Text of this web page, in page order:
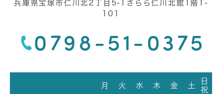
兵庫県宝塚市仁川北2丁目5-1さらら仁川北館1階1-
101
0798-51-0375
月 火 水 木 金 土
日
祝